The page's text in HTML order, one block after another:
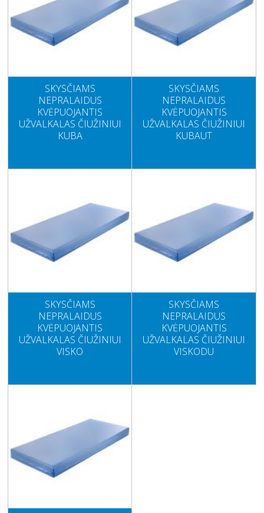
SKYSČIAMS
NEPRALAIDUS
KVĖPUOJANTIS
UŽVALKALAS ČIUŽINIUI
KUBA
SKYSČIAMS
NEPRALAIDUS
KVĖPUOJANTIS
UŽVALKALAS ČIUŽINIUI
KUBAUT
SKYSČIAMS
NEPRALAIDUS
KVĖPUOJANTIS
UŽVALKALAS ČIUŽINIUI
VISKO
SKYSČIAMS
NEPRALAIDUS
KVĖPUOJANTIS
UŽVALKALAS ČIUŽINIUI
VISKODU